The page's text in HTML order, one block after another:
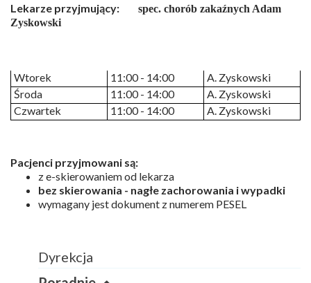
Dyrekcja
Lekarze przyjmujący: spec. chorób zakaźnych Adam
Zyskowski
Wtorek 11:00 - 14:00
A. Zyskowski
Środa
11:00 - 14:00
A. Zyskowski
Czwartek
11:00 - 14:00 A. Zyskowski
Pacjenci przyjmowani są:
z e-skierowaniem od lekarza
bez skierowania - nagłe zachorowania i wypadki
wymagany jest dokument z numerem PESEL